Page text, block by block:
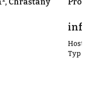
info v
Typ